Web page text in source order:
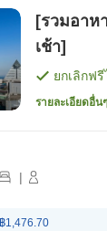
[รวมอาห
เช้า]
ยกเลิกฟรี
รายละเอียดอื่
|
฿1,476.70